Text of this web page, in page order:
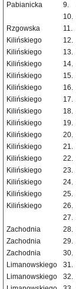
Pabianicka
9.
10.
Rzgowska
11.
Kilińskiego
12.
Kilińskiego
13.
Kilińskiego
14.
Kilińskiego
15.
Kilińskiego
16.
Kilińskiego
17.
Kilińskiego
18.
Kilińskiego
19.
Kilińskiego
20.
Kilińskiego
21.
Kilińskiego
22.
Kilińskiego
23.
Kilińskiego
24.
Kilińskiego
25.
Kilińskiego
26.
27.
Zachodnia
28.
Zachodnia
29.
Zachodnia
30.
Limanowskiego
31.
Limanowskiego
32.